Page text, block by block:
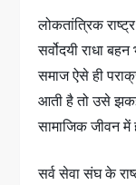
लोकतांत्रिक
सर्वोदयी राधा
समाज ऐसे ही
आती है तो उसे
सामाजिक जीवन
सर्व सेवा संघ के